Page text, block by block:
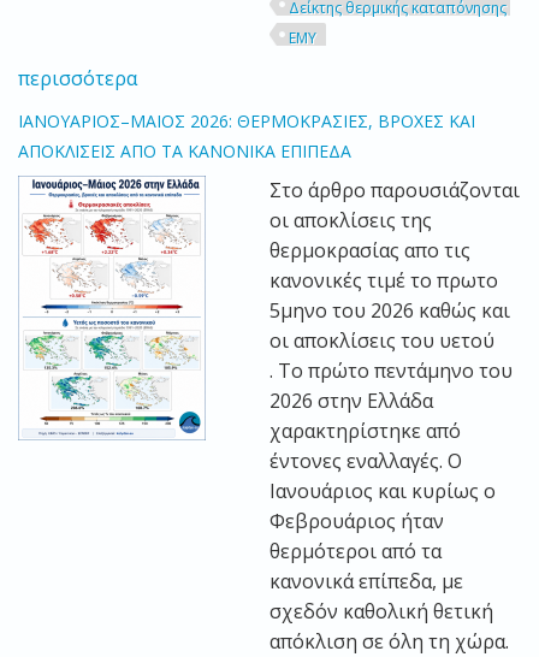
Δείκτης θερμικής καταπόνησης
ΕΜΥ
περισσότερα
ΙΑΝΟΥΑΡΙΟΣ–ΜΑΙΟΣ 2026: ΘΕΡΜΟΚΡΑΣΙΕΣ, ΒΡΟΧΕΣ ΚΑΙ
ΑΠΟΚΛΙΣΕΙΣ ΑΠΟ ΤΑ ΚΑΝΟΝΙΚΑ ΕΠΙΠΕΔΑ
Στο άρθρο παρουσιάζονται
οι αποκλίσεις της
θερμοκρασίας απο τις
κανονικές τιμέ το πρωτο
5μηνο του 2026 καθώς και
οι αποκλίσεις του υετού
. Το πρώτο πεντάμηνο του
2026 στην Ελλάδα
χαρακτηρίστηκε από
έντονες εναλλαγές. Ο
Ιανουάριος και κυρίως ο
Φεβρουάριος ήταν
θερμότεροι από τα
κανονικά επίπεδα, με
σχεδόν καθολική θετική
απόκλιση σε όλη τη χώρα.